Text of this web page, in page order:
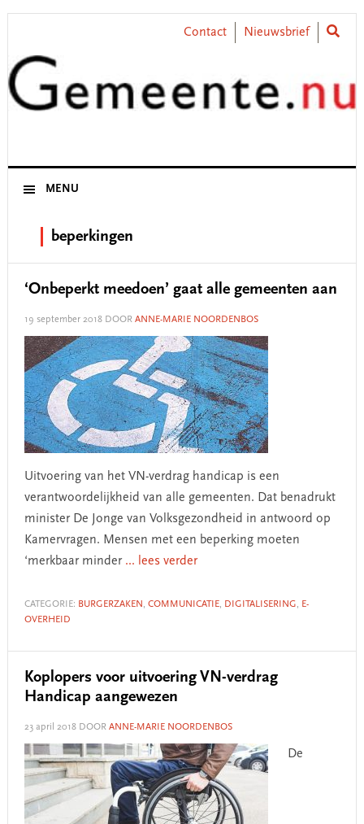
Skip
primary
navigation
Skip
content
Skip
primary
sidebar
Skip
footer
Contact Nieuwsbrief
MENU
beperkingen
‘Onbeperkt meedoen’ gaat alle gemeenten aan
19 september 2018DOOR ANNE-MARIE NOORDENBOS
Uitvoering van het VN-verdrag handicap is een
verantwoordelijkheid van alle gemeenten. Dat benadrukt
minister De Jonge van Volksgezondheid in antwoord op
Kamervragen. Mensen met een beperking moeten
‘merkbaar minder ... lees verder
CATEGORIE: BURGERZAKEN , COMMUNICATIE, DIGITALISERING, E-
OVERHEID
Koplopers voor uitvoering VN-verdrag
Handicap aangewezen
23 april 2018DOOR ANNE-MARIE NOORDENBOS
De